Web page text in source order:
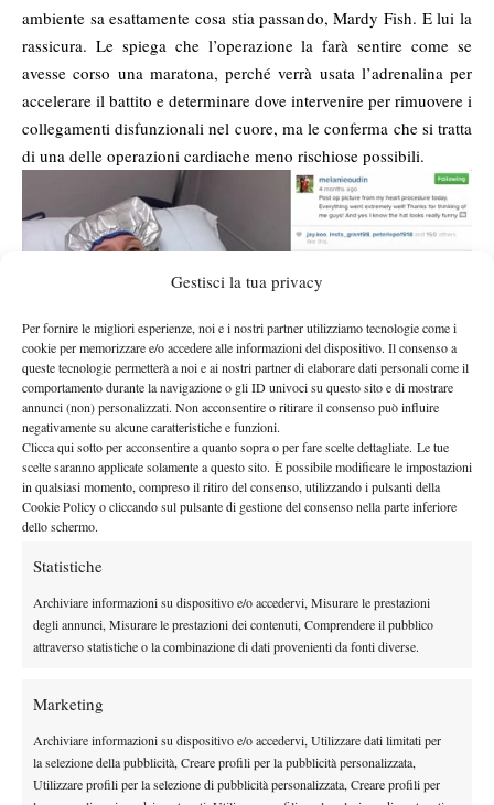
Gestisci la tua privacy
Per fornire le migliori esperienze, noi e i nostri partner utilizziamo tecnologie come i
cookie per memorizzare e/o accedere alle informazioni del dispositivo. Il consenso a
queste tecnologie permetterà a noi e ai nostri partner di elaborare dati personali come il
comportamento durante la navigazione o gli ID univoci su questo sito e di mostrare
annunci (non) personalizzati. Non acconsentire o ritirare il consenso può influire
negativamente su alcune caratteristiche e funzioni.
Clicca qui sotto per acconsentire a quanto sopra o per fare scelte dettagliate. Le tue
scelte saranno applicate solamente a questo sito. È possibile modificare le impostazioni
in qualsiasi momento, compreso il ritiro del consenso, utilizzando i pulsanti della
Cookie Policy o cliccando sul pulsante di gestione del consenso nella parte inferiore
dello schermo.
Statistiche
Archiviare informazioni su dispositivo e/o accedervi, Misurare le prestazioni
degli annunci, Misurare le prestazioni dei contenuti, Comprendere il pubblico
attraverso statistiche o la combinazione di dati provenienti da fonti diverse.
Marketing
Archiviare informazioni su dispositivo e/o accedervi, Utilizzare dati limitati per
la selezione della pubblicità, Creare profili per la pubblicità personalizzata,
Utilizzare profili per la selezione di pubblicità personalizzata, Creare profili per
ambiente sa esattamente cosa stia passando, Mardy Fish. E lui la
rassicura. Le spiega che l’operazione la farà sentire come se
avesse corso una maratona, perché verrà usata l’adrenalina per
accelerare il battito e determinare dove intervenire per rimuovere i
collegamenti disfunzionali nel cuore, ma le conferma che si tratta
di una delle operazioni cardiache meno rischiose possibili.
L’operazione sembra funzionare. Si allena puntando
all’Australian Open 2014, ma si sforza troppo e le viene
diagnosticata la rabdomiolisi, la rottura delle cellule del muscolo
scheletrico, dovuto al rilascio non fluido di mioglobina nelle fibre
muscolari interessate. Nel suo caso, il problema riguardava solo i
escludono un legame con l’aritmia cardiaca.
Allora, fissa come ipotesi di rientro il torneo di Indian Wells,
mesi. Ma durante una sessione d’allenamento, il cuore torna a
Oudin, che torna nello stesso ospedale dove era stata operata.
“Ma gli dicevo che provavo esattamente le stesse sensazioni di